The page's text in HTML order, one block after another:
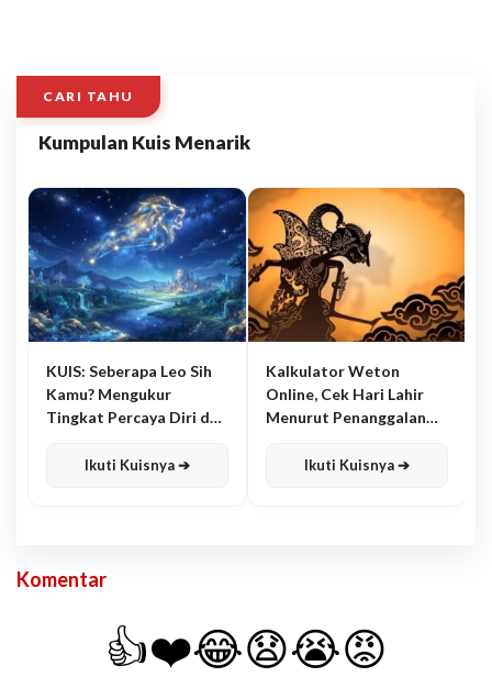
CARI TAHU
Kumpulan Kuis Menarik
KUIS: Seberapa Leo Sih
Kamu? Mengukur
Tingkat Percaya Diri dan
Ikuti Kuisnya ➔
Kalkulator Weton
Online, Cek Hari Lahir
Menurut Penanggalan
Ikuti Kuisnya ➔
Komentar
👍❤️😂😧😭😡